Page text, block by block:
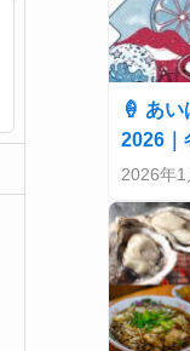
🍦 あ
2026｜
2026年1